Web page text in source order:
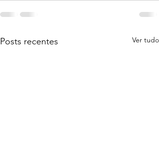
Posts recentes Ver tudo